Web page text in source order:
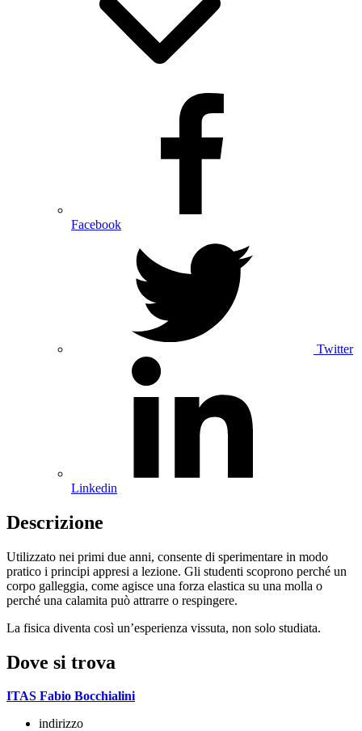
Facebook
Twitter
Linkedin
Descrizione
Utilizzato nei primi due anni, consente di sperimentare in modo
pratico i principi appresi a lezione. Gli studenti scoprono perché un
corpo galleggia, come agisce una forza elastica su una molla o
perché una calamita può attrarre o respingere.
La fisica diventa così un’esperienza vissuta, non solo studiata.
Dove si trova
ITAS Fabio Bocchialini
indirizzo